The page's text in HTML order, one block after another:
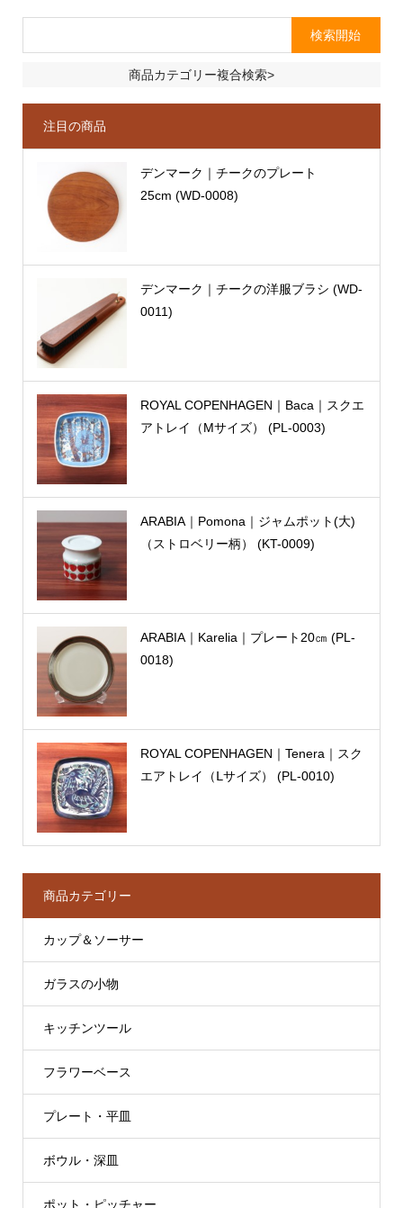
商品カテゴリー複合検索>
注目の商品
デンマーク｜チークのプレート
25cm (WD-0008)
デンマーク｜チークの洋服ブラシ (WD-
0011)
ROYAL COPENHAGEN｜Baca｜スクエ
アトレイ（Mサイズ） (PL-0003)
ARABIA｜Pomona｜ジャムポット(大)
（ストロベリー柄） (KT-0009)
ARABIA｜Karelia｜プレート20㎝ (PL-
0018)
ROYAL COPENHAGEN｜Tenera｜スク
エアトレイ（Ⅼサイズ） (PL-0010)
商品カテゴリー
カップ＆ソーサー
ガラスの小物
キッチンツール
フラワーベース
プレート・平皿
ボウル・深皿
ポット・ピッチャー